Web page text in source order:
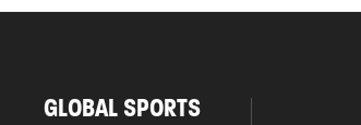
GLOBAL SPORTS